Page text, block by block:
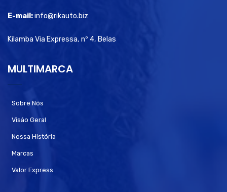
E-mail:info@rikauto.biz
Kilamba Via Expressa, nº 4, Belas
MULTIMARCA
Sobre Nós
Visão Geral
Nossa História
Marcas
Valor Express